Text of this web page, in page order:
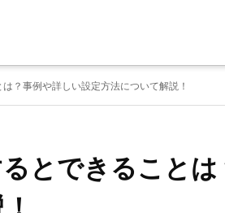
？事例や詳しい設定方法について解説！
とできることは